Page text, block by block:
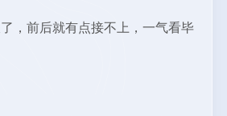
前后就有点接不上，一气看毕